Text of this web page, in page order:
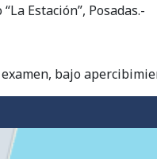
Estación”, Posadas.-
bajo